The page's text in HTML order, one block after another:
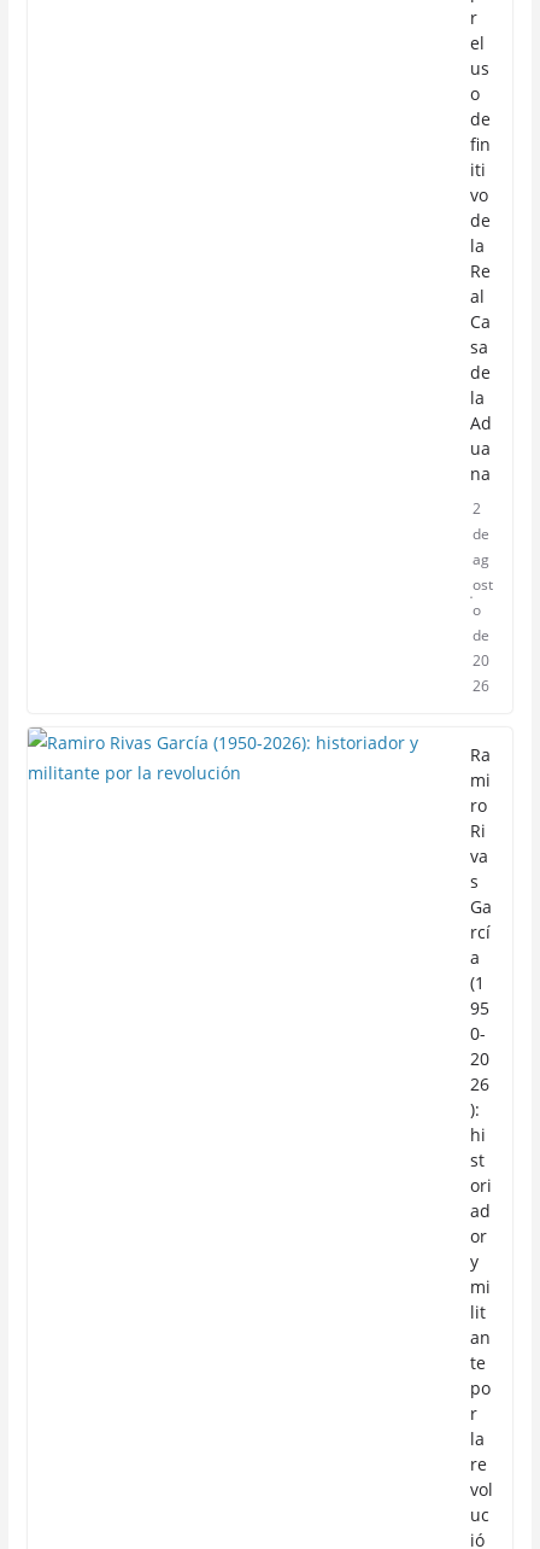
r
el
us
o
de
fin
iti
vo
de
la
Re
al
Ca
sa
de
la
Ad
ua
na
2
de
ag
ost
o
de
20
26
Ra
mi
ro
Ri
va
s
Ga
rcí
a
(1
95
0-
20
26
):
hi
st
ori
ad
or
y
mi
lit
an
te
po
r
la
re
vol
uc
ió